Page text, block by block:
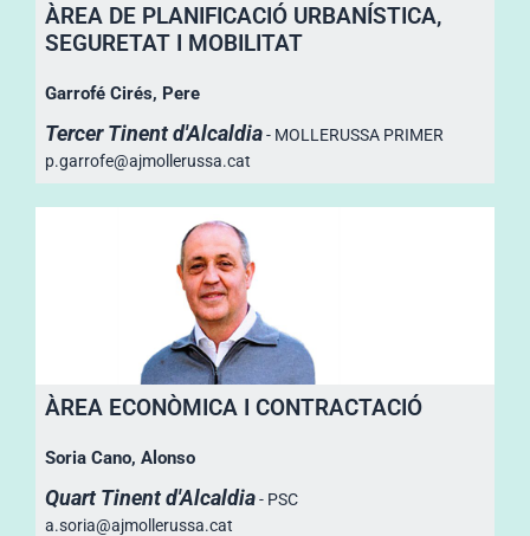
ÀREA DE PLANIFICACIÓ URBANÍSTICA,
SEGURETAT I MOBILITAT
Garrofé Cirés, Pere
Tercer Tinent d'Alcaldia- MOLLERUSSA PRIMER
p.garrofe@ajmollerussa.cat
ÀREA ECONÒMICA I CONTRACTACIÓ
Soria Cano, Alonso
Quart Tinent d'Alcaldia- PSC
a.soria@ajmollerussa.cat